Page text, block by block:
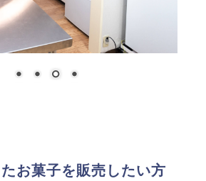
お菓子を販売したい方